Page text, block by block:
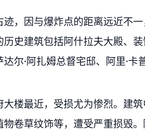
，因与爆炸点的距离远近不
史建筑包括阿什拉夫大殿、
尔·阿扎姆总督宅邸、阿里·卡
楼最近，受损尤为惨烈。建
卷草纹饰等，遭受严重损毁